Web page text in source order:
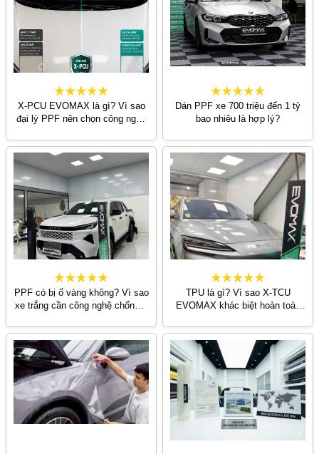
X-PCU EVOMAX là gì? Vì sao
đại lý PPF nên chọn công nghệ
Dán PPF xe 700 triệu đến 1 tỷ
bao nhiêu là hợp lý?
PPF có bị ố vàng không? Vì sao
xe trắng cần công nghệ chống ố
TPU là gì? Vì sao X-TCU
EVOMAX khác biệt hoàn toàn